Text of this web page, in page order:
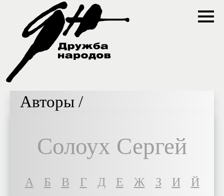
Авторы /
Солоух Сергей
A Б В Г Д Е Ж З И
Й